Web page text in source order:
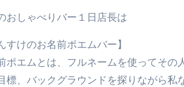
おしゃべりバー１日店長は
すけのお名前ポエムバー】
ポエムとは、フルネームを使ってその
標、バックグラウンドを探りながら私